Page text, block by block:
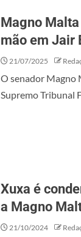
Magno
mão em Jair
21/07/2025
O senador Magno
Supremo Tribunal
Xuxa é
a Magno
21/10/2024